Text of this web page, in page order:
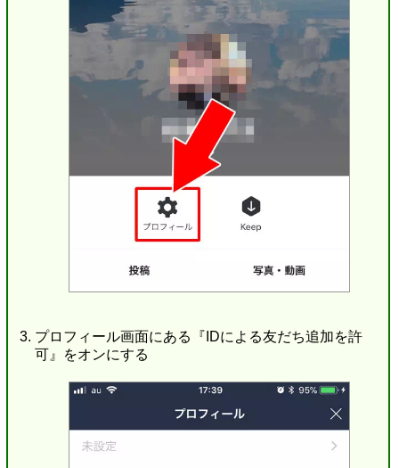
プロフィール画面にある『IDによる友だち追加を許
可』をオンにする